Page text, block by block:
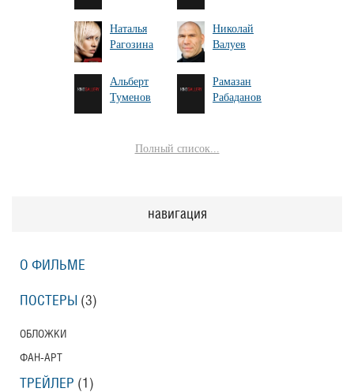
Наталья
Рагозина
Николай
Валуев
Альб­ерт
Туме­нов
Рамазан
Рабад­анов
Полный список...
навигация
О ФИЛЬМЕ
ПОСТЕРЫ (3)
ОБЛОЖКИ
ФАН-АРТ
ТРЕЙЛЕР (1)